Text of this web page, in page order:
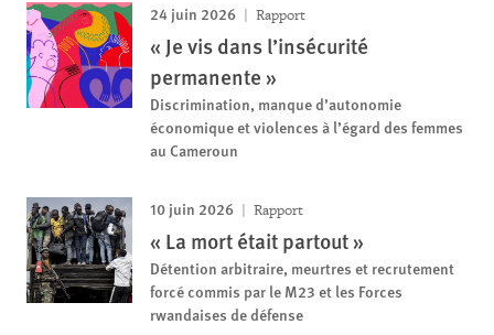
24 juin 2026 Rapport
« Je vis dans l’insécurité
permanente »
Discrimination, manque d’autonomie
économique et violences à l’égard des femmes
au Cameroun
10 juin 2026 Rapport
« La mort était partout »
Détention arbitraire, meurtres et recrutement
forcé commis par le M23 et les Forces
rwandaises de défense